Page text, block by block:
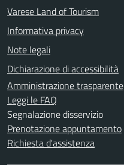
Varese Land of Tourism
Informativa privacy
Note legali
Dichiarazione di accessibilità
Amministrazione trasparente
Leggi le FAQ
Segnalazione disservizio
Prenotazione appuntamento
Richiesta d'assistenza